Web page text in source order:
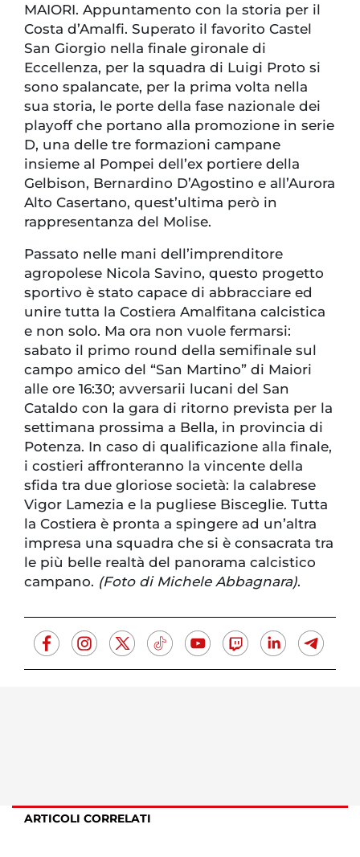
MAIORI. Appuntamento con la storia per il
Costa d’Amalfi. Superato il favorito Castel
San Giorgio nella finale gironale di
Eccellenza, per la squadra di Luigi Proto si
sono spalancate, per la prima volta nella
sua storia, le porte della fase nazionale dei
playoff che portano alla promozione in serie
D, una delle tre formazioni campane
insieme al Pompei dell’ex portiere della
Gelbison, Bernardino D’Agostino e all’Aurora
Alto Casertano, quest’ultima però in
rappresentanza del Molise.
Passato nelle mani dell’imprenditore
agropolese Nicola Savino, questo progetto
sportivo è stato capace di abbracciare ed
unire tutta la Costiera Amalfitana calcistica
e non solo. Ma ora non vuole fermarsi:
sabato il primo round della semifinale sul
campo amico del “San Martino” di Maiori
alle ore 16:30; avversarii lucani del San
Cataldo con la gara di ritorno prevista per la
settimana prossima a Bella, in provincia di
Potenza. In caso di qualificazione alla finale,
i costieri affronteranno la vincente della
sfida tra due gloriose società: la calabrese
Vigor Lamezia e la pugliese Bisceglie. Tutta
la Costiera è pronta a spingere ad un’altra
impresa una squadra che si è consacrata tra
le più belle realtà del panorama calcistico
campano. (Foto di Michele Abbagnara).
ARTICOLI CORRELATI